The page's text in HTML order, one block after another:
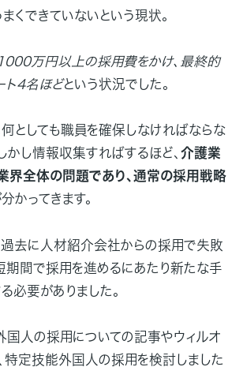
くできていないという現状。
万円以上の採用費をかけ、最終的
ト4名ほどという状況でした。
としても職員を確保しなければならな
かし情報収集すればするほど、 介護業
界全体の問題であり、通常の採用戦略
かってきます。
過去に人材紹介会社からの採用で失敗
期間で採用を進めるにあたり新たな手
必要がありました。
国人の採用についての記事やウィルオ
特定技能外国人の採用を検討しました